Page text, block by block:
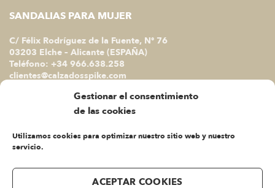
Gestionar el consentimiento
de las cookies
Utilizamos cookies para optimizar nuestro sitio web y nuestro
servicio.
ACEPTAR COOKIES
SANDALIAS PARA MUJER
C/ Félix Rodríguez de la Fuente, Nº 76
03203 Elche – Alicante (ESPAÑA)
Teléfono: +34 966.638.258
clientes@calzadosspike.com
ATENCIÓN AL CLIENTE
Lunes a Jueves A.M.
De 9 a 13 horas
De 16 a 19 horas